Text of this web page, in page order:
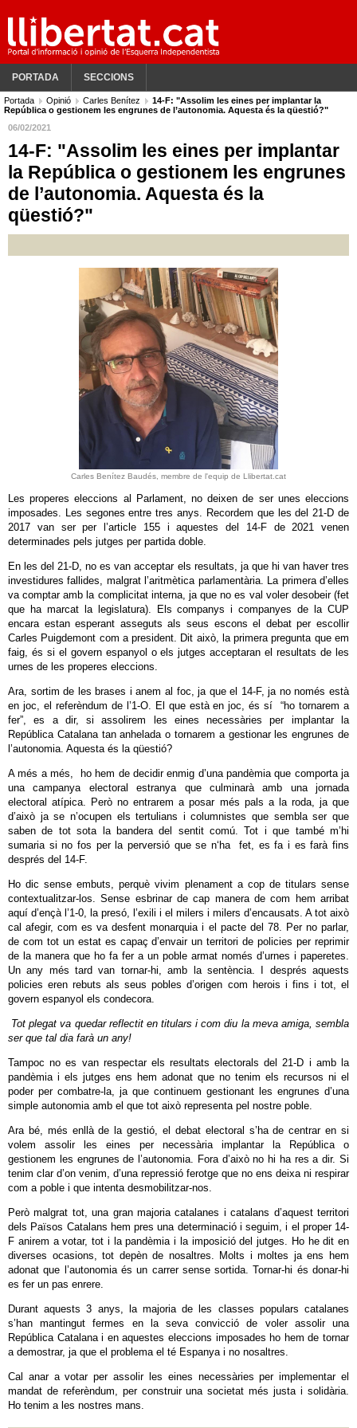
PORTADA SECCIONS
Portada Opinió Carles Benítez
14-F: "Assolim les eines per implantar la
República o gestionem les engrunes de l’autonomia. Aquesta és la qüestió?"
06/02/2021
14-F: "Assolim les eines per implantar
la República o gestionem les engrunes
de l’autonomia. Aquesta és la
qüestió?"
Carles Benítez Baudés, membre de l'equip de Llibertat.cat
Les properes eleccions al Parlament, no deixen de ser unes eleccions
imposades. Les segones entre tres anys. Recordem que les del 21-D de
2017 van ser per l’article 155 i aquestes del 14-F de 2021 venen
determinades pels jutges per partida doble.
En les del 21-D, no es van acceptar els resultats, ja que hi van haver tres
investidures fallides, malgrat l’aritmètica parlamentària. La primera d’elles
va comptar amb la complicitat interna, ja que no es val voler desobeir (fet
que ha marcat la legislatura). Els companys i companyes de la CUP
encara estan esperant asseguts als seus escons el debat per escollir
Carles Puigdemont com a president. Dit això, la primera pregunta que em
faig, és si el govern espanyol o els jutges acceptaran el resultats de les
urnes de les properes eleccions.
Ara, sortim de les brases i anem al foc, ja que el 14-F, ja no només està
en joc, el referèndum de l’1-O. El que està en joc, és sí “ho tornarem a
fer”, es a dir, si assolirem les eines necessàries per implantar la
República Catalana tan anhelada o tornarem a gestionar les engrunes de
l’autonomia. Aquesta és la qüestió?
A més a més, ho hem de decidir enmig d’una pandèmia que comporta ja
una campanya electoral estranya que culminarà amb una jornada
electoral atípica. Però no entrarem a posar més pals a la roda, ja que
d’això ja se n’ocupen els tertulians i columnistes que sembla ser que
saben de tot sota la bandera del sentit comú. Tot i que també m’hi
sumaria si no fos per la perversió que se n‘ha fet, es fa i es farà fins
després del 14-F.
Ho dic sense embuts, perquè vivim plenament a cop de titulars sense
contextualitzar-los. Sense esbrinar de cap manera de com hem arribat
aquí d’ençà l’1-0, la presó, l’exili i el milers i milers d’encausats. A tot això
cal afegir, com es va desfent monarquia i el pacte del 78. Per no parlar,
de com tot un estat es capaç d’envair un territori de policies per reprimir
de la manera que ho fa fer a un poble armat només d’urnes i paperetes.
Un any més tard van tornar-hi, amb la sentència. I després aquests
policies eren rebuts als seus pobles d’origen com herois i fins i tot, el
govern espanyol els condecora.
Tot plegat va quedar reflectit en titulars i com diu la meva amiga, sembla
ser que tal dia farà un any!
Tampoc no es van respectar els resultats electorals del 21-D i amb la
pandèmia i els jutges ens hem adonat que no tenim els recursos ni el
poder per combatre-la, ja que continuem gestionant les engrunes d’una
simple autonomia amb el que tot això representa pel nostre poble.
Ara bé, més enllà de la gestió, el debat electoral s’ha de centrar en si
volem assolir les eines per necessària implantar la República o
gestionem les engrunes de l’autonomia. Fora d’això no hi ha res a dir. Si
tenim clar d’on venim, d’una repressió ferotge que no ens deixa ni respirar
com a poble i que intenta desmobilitzar-nos.
Però malgrat tot, una gran majoria catalanes i catalans d’aquest territori
dels Països Catalans hem pres una determinació i seguim, i el proper 14-
F anirem a votar, tot i la pandèmia i la imposició del jutges. Ho he dit en
diverses ocasions, tot depèn de nosaltres. Molts i moltes ja ens hem
adonat que l’autonomia és un carrer sense sortida. Tornar-hi és donar-hi
es fer un pas enrere.
Durant aquests 3 anys, la majoria de les classes populars catalanes
s’han mantingut fermes en la seva convicció de voler assolir una
República Catalana i en aquestes eleccions imposades ho hem de tornar
a demostrar, ja que el problema el té Espanya i no nosaltres.
Cal anar a votar per assolir les eines necessàries per implementar el
mandat de referèndum, per construir una societat més justa i solidària.
Ho tenim a les nostres mans.